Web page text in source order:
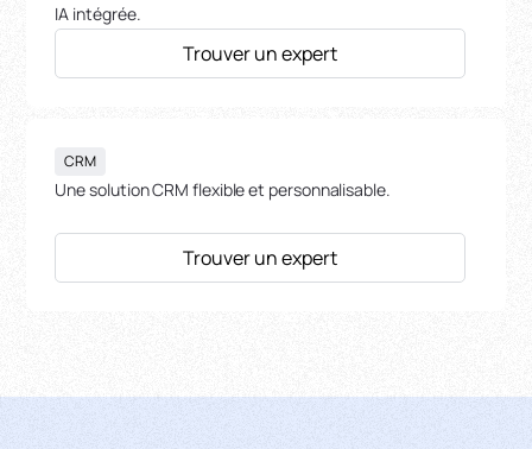
IA intégrée.
Trouver un expert
CRM
Une solution CRM flexible et personnalisable.
Trouver un expert